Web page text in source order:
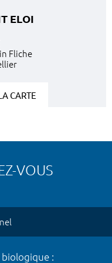
ELOI
Fliche
CARTE
VOUS
: